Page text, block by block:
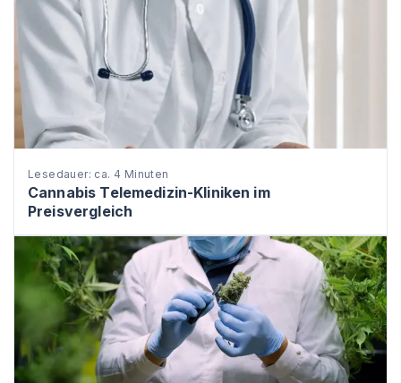
Lesedauer: ca. 4 Minuten
Cannabis Telemedizin-Kliniken im
Preisvergleich